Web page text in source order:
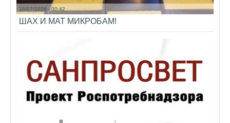
16/07/2026 - 00:42
ШАХ И МАТ МИКРОБАМ!